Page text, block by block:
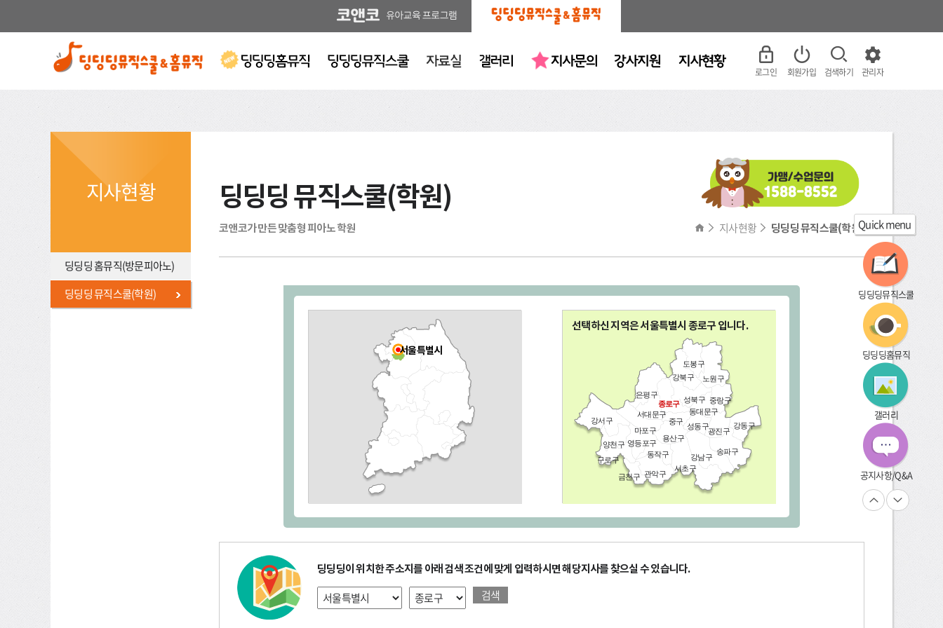
로그인 회원가입 검색하기 관리자
지사현황
딩딩딩 홈뮤직(방문피아노)
딩딩딩 뮤직스쿨(학원)
딩딩딩 뮤직스쿨(학원)
코앤코가 만든 맞춤형 피아노 학원 지사현황 딩딩딩 뮤직스쿨(학원)
서울특별시
선택하신 지역은 서울특별시 종로구입니다.
도봉구
강북구
은평구
노원구
종로구 성북구 중랑구
서대문구
동대문구
강서구
마포구
중구
성동구
광진구
강동구
양천구 영등포구
용산구
구로구
동작구 송파구
강남구
서초구
관악구
금천구
딩딩딩이 위치한 주소지를 아래 검색 조건에 맞게 입력하시면 해당지사를 찾으실 수 있습니다.
검색
Quick menu
딩딩딩뮤직스쿨
딩딩딩홈뮤직
갤러리
공지사항/Q&A